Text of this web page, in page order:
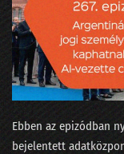
217 -
Ebben az epizódban
bejelentett